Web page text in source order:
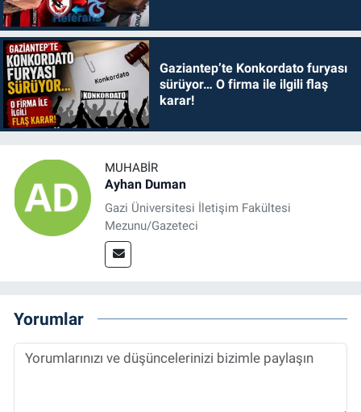
Gaziantep’te Konkordato furyası
sürüyor… O firma ile ilgili flaş
karar!
MUHABIR
Ayhan Duman
Gazi Üniversitesi İletişim Fakültesi
Mezunu/Gazeteci
Yorumlar